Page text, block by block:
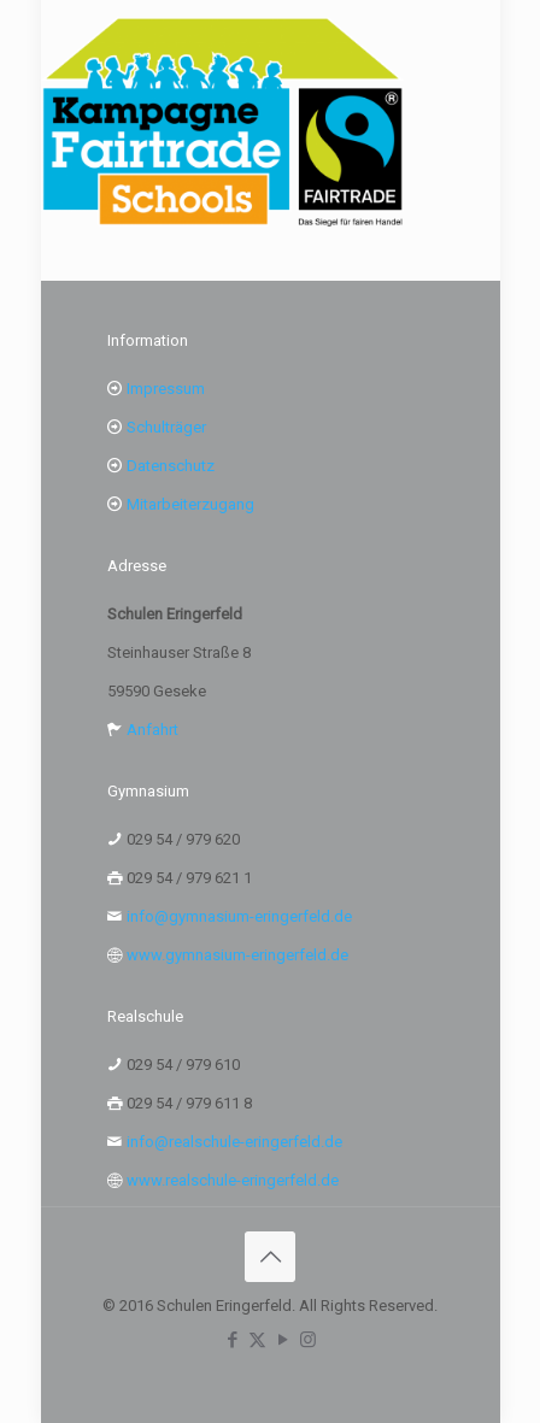
Information
Impressum
Schulträger
Datenschutz
Mitarbeiterzugang
Adresse
Schulen Eringerfeld
Steinhauser Straße 8
59590 Geseke
Anfahrt
Gymnasium
029 54 / 979 620
029 54 / 979 621 1
info@gymnasium-eringerfeld.de
www.gymnasium-eringerfeld.de
Realschule
029 54 / 979 610
029 54 / 979 611 8
info@realschule-eringerfeld.de
www.realschule-eringerfeld.de
© 2016 Schulen Eringerfeld. All Rights Reserved.